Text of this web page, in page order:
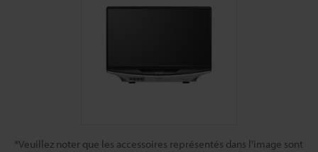
*Veuillez noter que les accessoires représentés dans l'image sont